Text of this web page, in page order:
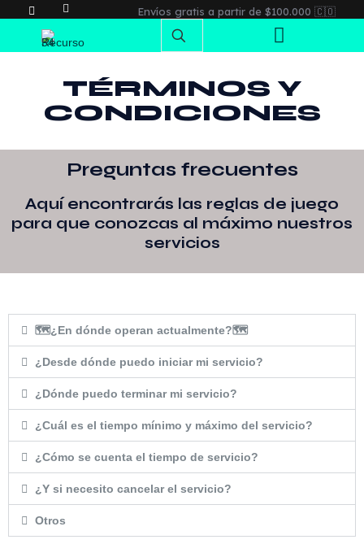
Envíos gratis a partir de $100.000 🇨🇴
TÉRMINOS Y
CONDICIONES
Preguntas frecuentes
Aquí encontrarás las reglas de juego
para que conozcas al máximo nuestros
servicios
🗺¿En dónde operan actualmente?🗺
¿Desde dónde puedo iniciar mi servicio?
¿Dónde puedo terminar mi servicio?
¿Cuál es el tiempo mínimo y máximo del servicio?
¿Cómo se cuenta el tiempo de servicio?
¿Y si necesito cancelar el servicio?
Otros